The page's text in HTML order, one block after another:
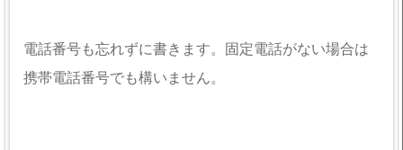
電話番号も忘れずに書きます。固定電話がない場合は
携帯電話番号でも構いません。